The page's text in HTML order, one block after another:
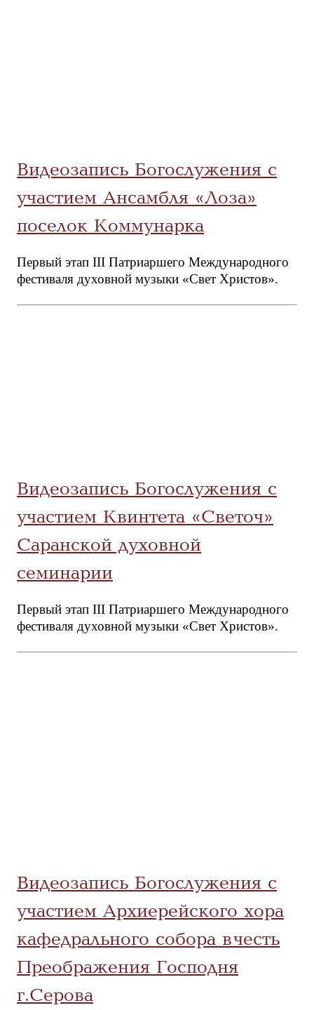
Видеозапись Богослужения с
участием Ансамбля «Лоза»
поселок Коммунарка
Первый этап III Патриаршего Международного
фестиваля духовной музыки «Свет Христов».
Видеозапись Богослужения с
участием Квинтета «Светоч»
Саранской духовной
семинарии
Первый этап III Патриаршего Международного
фестиваля духовной музыки «Свет Христов».
Видеозапись Богослужения с
участием Архиерейского хора
кафедрального собора в честь
Преображения Господня
г.Серова